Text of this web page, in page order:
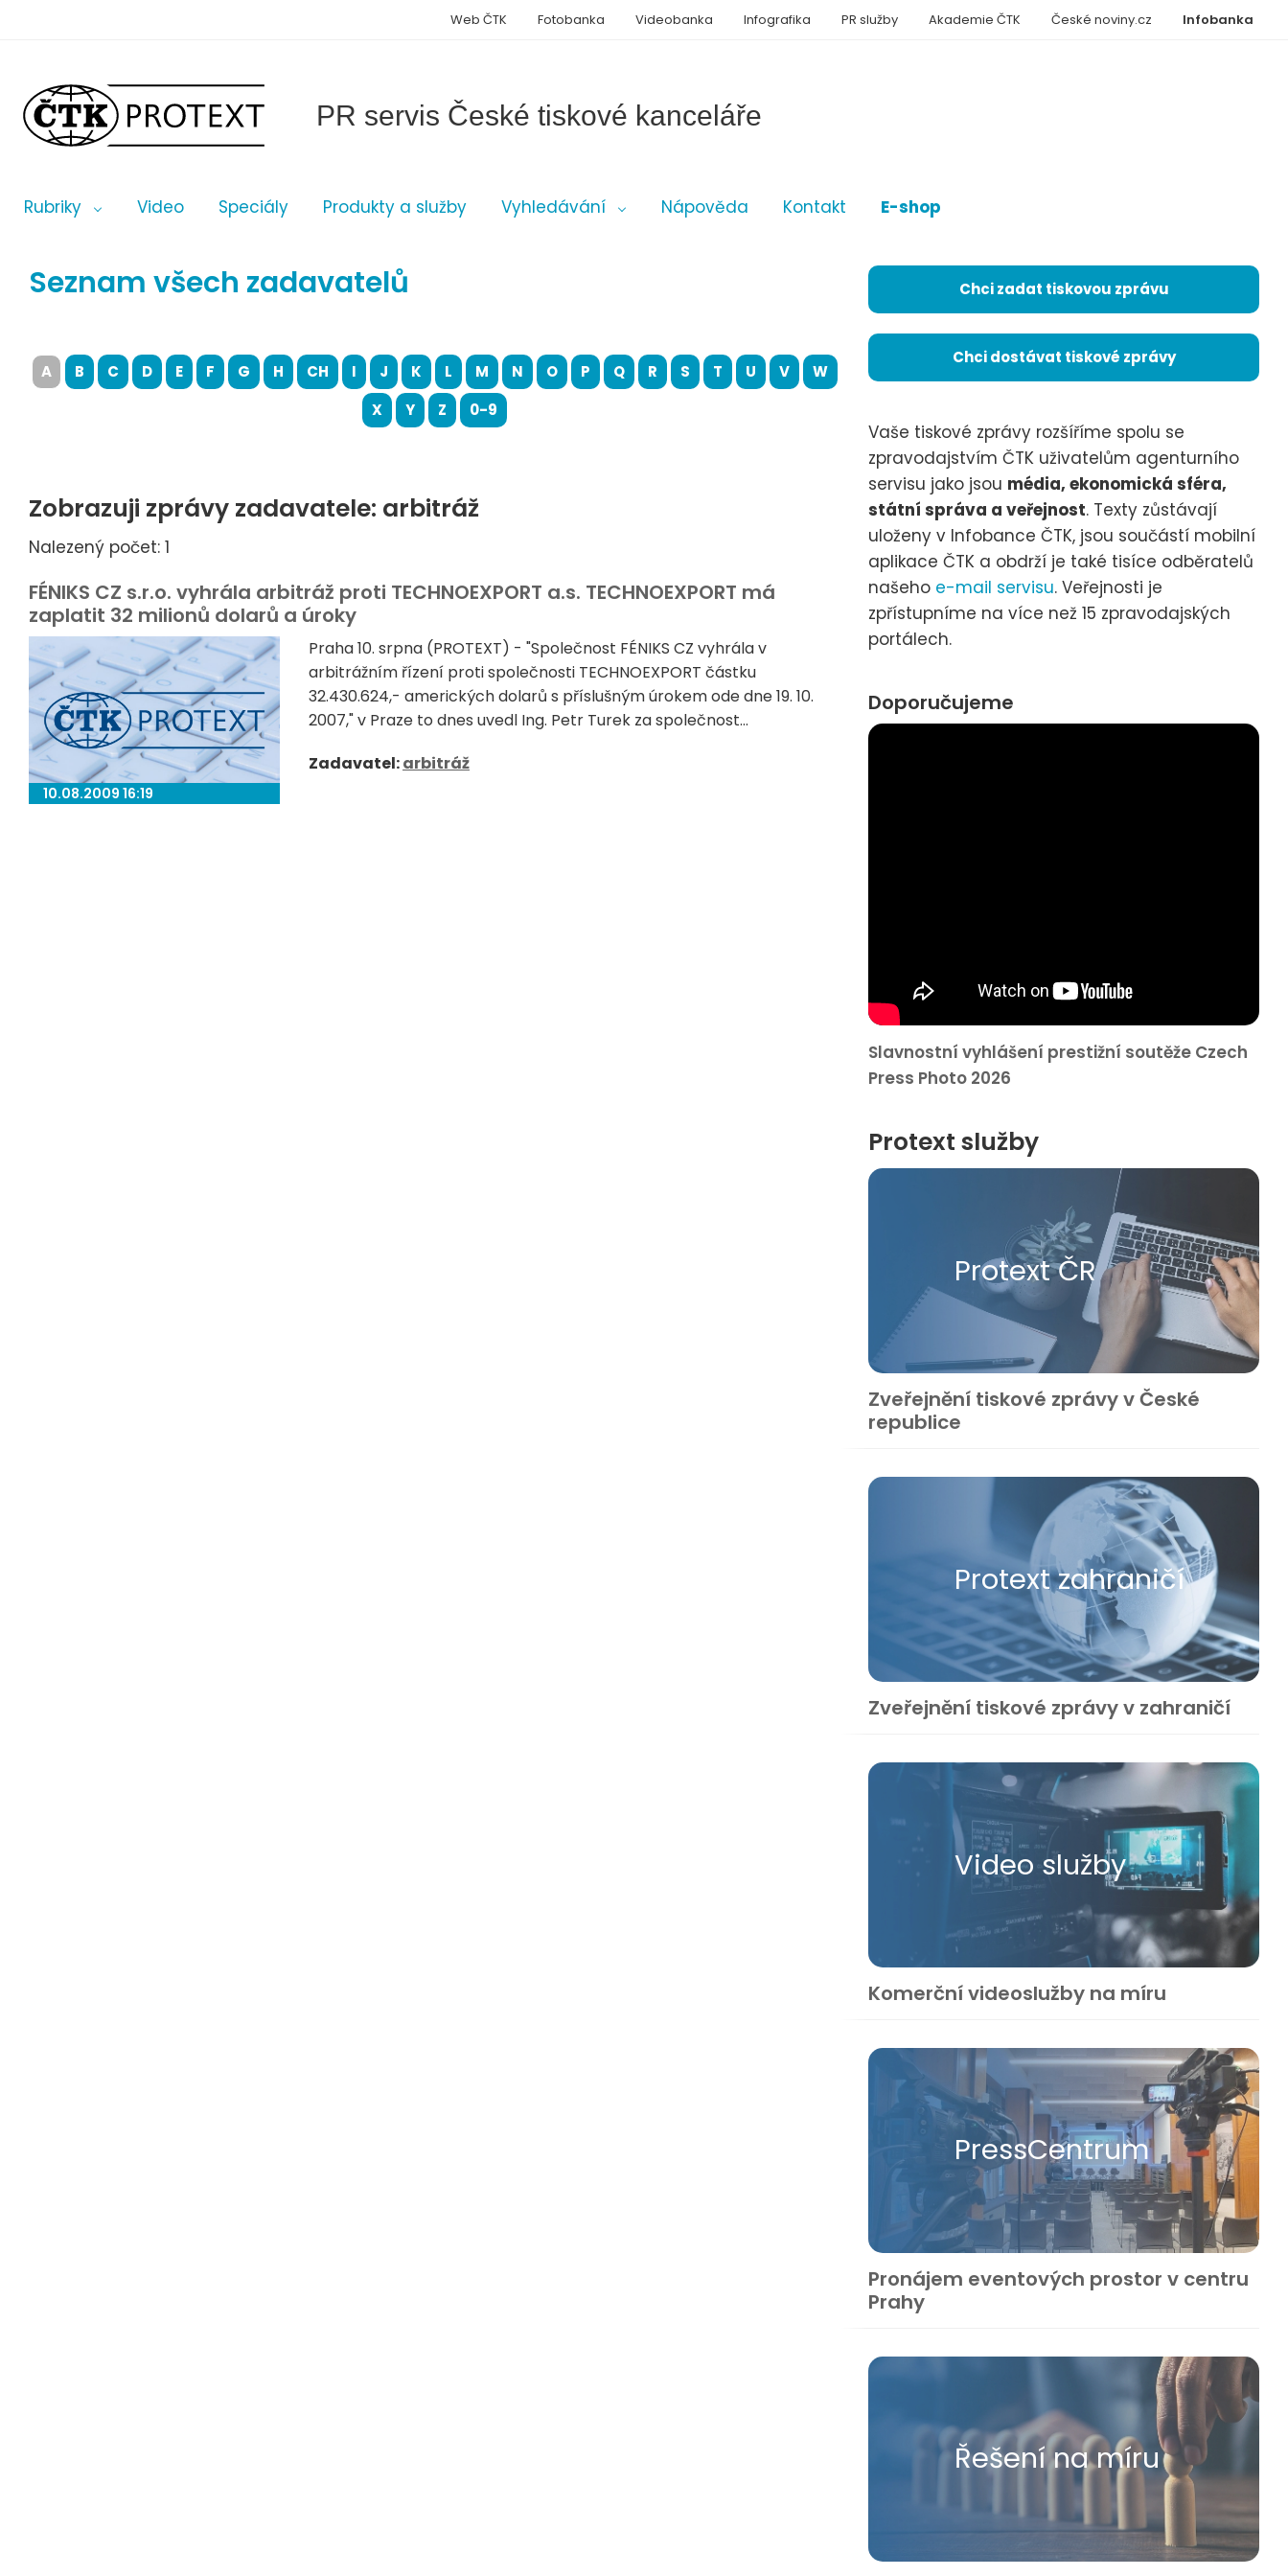
PR servis České tiskové kanceláře
Rubriky Video Speciály Produkty a služby Vyhledávání Nápověda Kontakt E-shop
Infobanka
Web ČTK Fotobanka Videobanka Infografika PR služby Akademie ČTK České noviny.cz
Seznam všech zadavatelů
A B C D E F G H CH I J K L M N O P Q R S T U V
W
X
Y Z 0-9
Zobrazuji zprávy zadavatele: arbitráž
Nalezený počet: 1
FÉNIKS CZ s.r.o. vyhrála arbitráž proti TECHNOEXPORT a.s. TECHNOEXPORT má
zaplatit 32 milionů dolarů a úroky
10.08.2009 16:19
Praha 10. srpna (PROTEXT) - "Společnost FÉNIKS CZ vyhrála v
arbitrážním řízení proti společnosti TECHNOEXPORT částku
32.430.624,- amerických dolarů s příslušným úrokem ode dne 19. 10.
2007," v Praze to dnes uvedl Ing. Petr Turek za společnost...
Zadavatel:arbitráž
Chci zadat tiskovou zprávu
Chci dostávat tiskové zprávy
Vaše tiskové zprávy rozšíříme spolu se
zpravodajstvím ČTK uživatelům agenturního
servisu jako jsou média, ekonomická sféra,
státní správa a veřejnost. Texty zůstávají
uloženy v Infobance ČTK, jsou součástí mobilní
aplikace ČTK a obdrží je také tisíce odběratelů
našeho e-mail servisu. Veřejnosti je
zpřístupníme na více než 15 zpravodajských
portálech.
Doporučujeme
Slavnostní vyhlášení prestižní soutěže Czech
Press Photo 2026
Protext služby
Protext ČR
Zveřejnění tiskové zprávy v České
republice
Protext zahraničí
Zveřejnění tiskové zprávy v zahraničí
Video služby
Komerční videoslužby na míru
Press​Centrum
Pronájem eventových prostor v centru
Prahy
Řešení na míru